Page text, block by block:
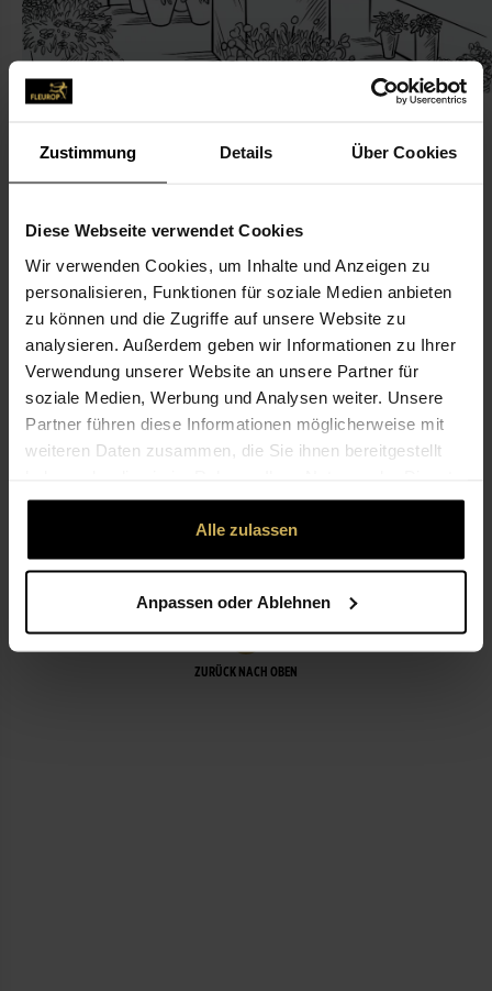
Zustimmung Details Über Cookies
Diese Webseite verwendet Cookies
Wir verwenden Cookies, um Inhalte und Anzeigen zu
personalisieren, Funktionen für soziale Medien anbieten
zu können und die Zugriffe auf unsere Website zu
analysieren. Außerdem geben wir Informationen zu Ihrer
Verwendung unserer Website an unsere Partner für
soziale Medien, Werbung und Analysen weiter. Unsere
Partner führen diese Informationen möglicherweise mit
weiteren Daten zusammen, die Sie ihnen bereitgestellt
gesammelt haben.
Alle zulassen
Anpassen oder Ablehnen
KONTAKT
Christine Scherbaum
Scherbaum, Christine
Böllberger Weg 99
06128 Halle (Saale)
0345-120 25 60
blumenscherbaum@web.de
LEISTUNGEN
ZURÜCK NACH OBEN